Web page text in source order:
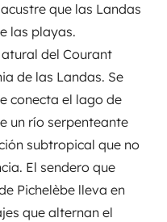
que las Landas
las playas.
del Courant
de las Landas. Se
conecta el lago de
un río serpenteante
subtropical que no
El sendero que
Pichelèbe lleva en
que alternan el